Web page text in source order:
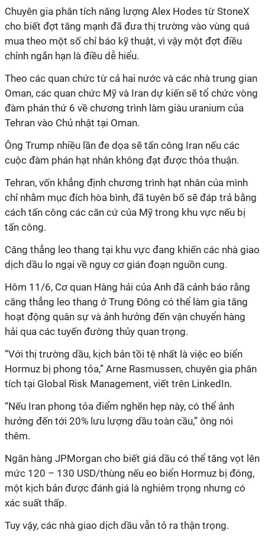
Chuyên gia phân tích năng lượng Alex Hodes từ StoneX
cho biết đợt tăng mạnh đã đưa thị trường vào vùng quá
mua theo một số chỉ báo kỹ thuật, vì vậy một đợt điều
chỉnh ngắn hạn là điều dễ hiểu.
Theo các quan chức từ cả hai nước và các nhà trung gian
Oman, các quan chức Mỹ và Iran dự kiến sẽ tổ chức vòng
đàm phán thứ 6 về chương trình làm giàu uranium của
Tehran vào Chủ nhật tại Oman.
Ông Trump nhiều lần đe dọa sẽ tấn công Iran nếu các
cuộc đàm phán hạt nhân không đạt được thỏa thuận.
Tehran, vốn khẳng định chương trình hạt nhân của mình
chỉ nhằm mục đích hòa bình, đã tuyên bố sẽ đáp trả bằng
cách tấn công các căn cứ của Mỹ trong khu vực nếu bị
tấn công.
Căng thẳng leo thang tại khu vực đang khiến các nhà giao
dịch dầu lo ngại về nguy cơ gián đoạn nguồn cung.
Hôm 11/6, Cơ quan Hàng hải của Anh đã cảnh báo rằng
căng thẳng leo thang ở Trung Đông có thể làm gia tăng
hoạt động quân sự và ảnh hưởng đến vận chuyển hàng
hải qua các tuyến đường thủy quan trọng.
“Với thị trường dầu, kịch bản tồi tệ nhất là việc eo biển
Hormuz bị phong tỏa,” Arne Rasmussen, chuyên gia phân
tích tại Global Risk Management, viết trên LinkedIn.
“Nếu Iran phong tỏa điểm nghẽn hẹp này, có thể ảnh
hưởng đến tới 20% lưu lượng dầu toàn cầu,” ông nói
thêm.
Ngân hàng JPMorgan cho biết giá dầu có thể tăng vọt lên
mức 120 – 130 USD/thùng nếu eo biển Hormuz bị đóng,
một kịch bản được đánh giá là nghiêm trọng nhưng có
xác suất thấp.
Tuy vậy, các nhà giao dịch dầu vẫn tỏ ra thận trọng.